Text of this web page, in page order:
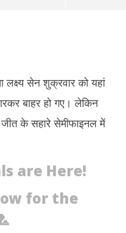
सेन शुक्रवार को यहां
बाहर हो गए। लेकिन
के सहारे सेमीफाइनल में
are Here!
for the